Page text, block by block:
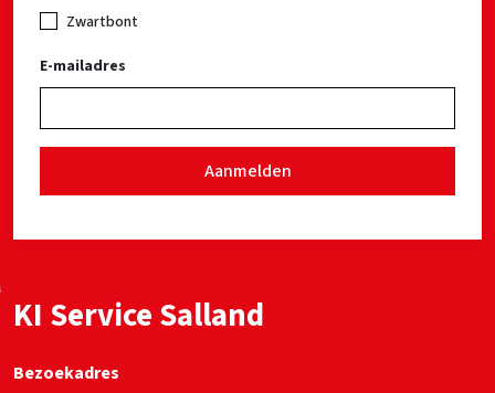
Zwartbont
E-mailadres
Aanmelden
KI Service Salland
Bezoekadres